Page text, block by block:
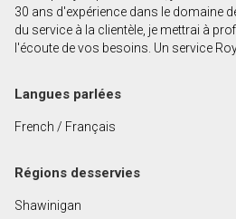
Nom
Courriel
30 ans d'expérience dans le domaine
du service à la clientèle, je mettrai à
l'écoute de vos besoins. Un service
Langues parlées
French / Français
Régions desservies
Shawinigan